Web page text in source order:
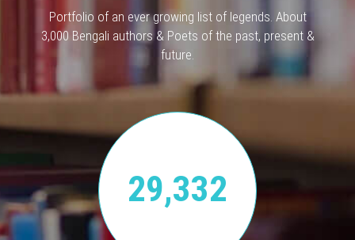
Portfolio of an ever growing list of legends. About
3,000 Bengali authors & Poets of the past, present &
future.
29,332